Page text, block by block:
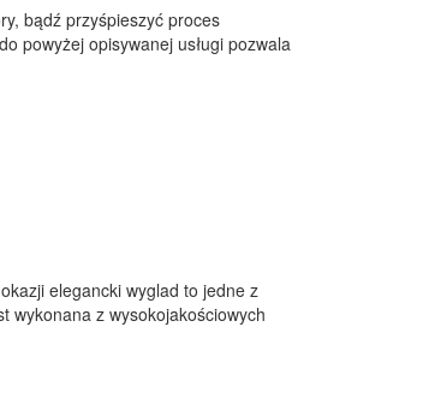
bądź przyśpieszyć proces
powyżej opisywanej usługi pozwala
elegancki wyglad to jedne z
wykonana z wysokojakościowych